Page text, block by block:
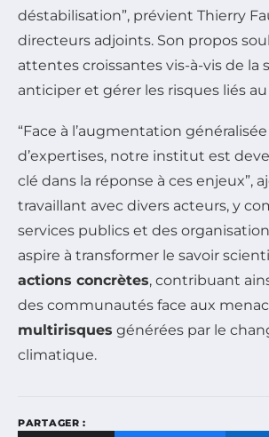
déstabilisation”, prévient Thierry
directeurs adjoints. Son propos
attentes croissantes vis-à-vis de la
anticiper et gérer les risques liés
“Face à l’augmentation
d’expertises, notre institut est
clé dans la réponse à ces enjeux”,
travaillant avec divers acteurs, y
services publics et des
aspire à transformer le savoir
actions concrètes, contribuant
des communautés face aux
multirisques générées par le
climatique.
PARTAGER :